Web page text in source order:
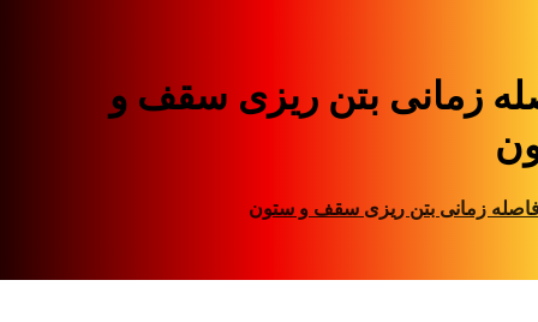
زمانی بتن ریزی سقف و
زمانی بتن ریزی سقف و ستون